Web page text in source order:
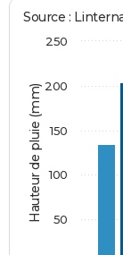
Hauteur de pluie (mm)
Source :
50
100
150
200
250